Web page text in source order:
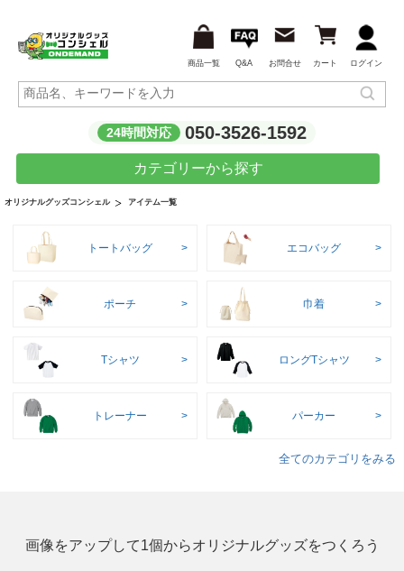
商品一覧 Q&A お問合せ カート ログイン
24時間対応 050-3526-1592
カテゴリーから探す
オリジナルグッズコンシェル アイテム一覧
トートバッグ エコバッグ
ポーチ 巾着
Tシャツ ロングTシャツ
トレーナー パーカー
全てのカテゴリをみる
画像をアップして1個からオリジナルグッズをつくろう